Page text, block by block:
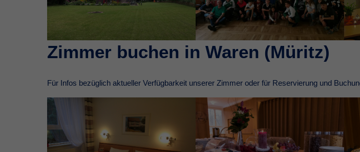
Zimmer buchen in Waren (Müritz)
Für Infos bezüglich aktueller Verfügbarkeit unserer Zimmer oder für Reservierung und